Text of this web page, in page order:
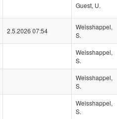
Guest, U.
2.5.2026 07:54
Weisshappel,
S.
Weisshappel,
S.
Weisshappel,
S.
Weisshappel,
S.